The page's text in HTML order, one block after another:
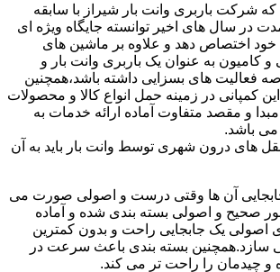
شرکت باربری وانت بار شیراز با سابقه
در سال های اخیر توانسته جایگاه ویژه ای
خود اختصاص دهد و علاوه بر ماشین های
کامیون به عنوان یک باربری وانت بار و
فعالیت های بسزایی داشته باشد،همچنین
کمپانی در زمینه حمل انواع کالا و محصولات
و مقصد متفاوت آماده ارائه خدمات به
می باشد.
های درون شهری توسط وانت بار باید به آن
جابجایی آن ها وقتی درست و اصولی صورت می
صحیح و اصولی بسته بندی شده و آماده
اصولی یک جابجایی راحت و بدون کمترین
بسته بندی باعث سرعت در
و چیدمان را راحت تر می کند.